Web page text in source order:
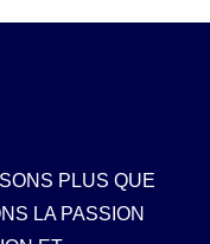
PLUS QUE
LA PASSION